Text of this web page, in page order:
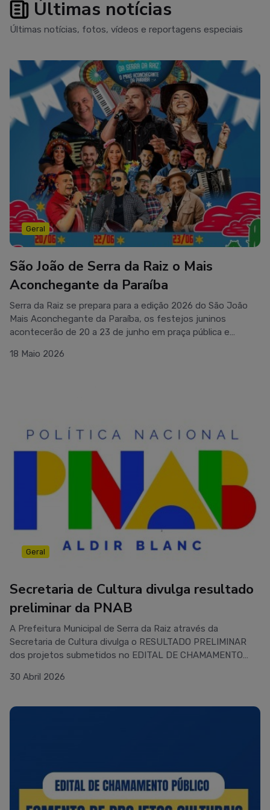
festejos de São João
Últimas notícias
Últimas notícias, fotos, vídeos e reportagens especiais
Geral
São João de Serra da Raiz o Mais
Aconchegante da Paraíba
Serra da Raiz se prepara para a edição 2026 do São João
Mais Aconchegante da Paraíba, os festejos juninos
acontecerão de 20 a 23 de junho em praça pública e
evento no clima que só temos por aqui trará grandes
18 Maio 2026
Geral
Secretaria de Cultura divulga resultado
preliminar da PNAB
A Prefeitura Municipal de Serra da Raiz através da
Secretaria de Cultura divulga o RESULTADO PRELIMINAR
dos projetos submetidos no EDITAL DE CHAMAMENTO
CULTURAIS.A lista com os habilitados pode ser acessada
todas os projetos inscritos na ordem de classificação e
– Serra da Raiz, PB – CEP: 58260-000, de segunda a sexta,
das 7h às 11h, nos dias úteis e no horário de
funcionamento, ou pelo e-mail
30 Abril 2026